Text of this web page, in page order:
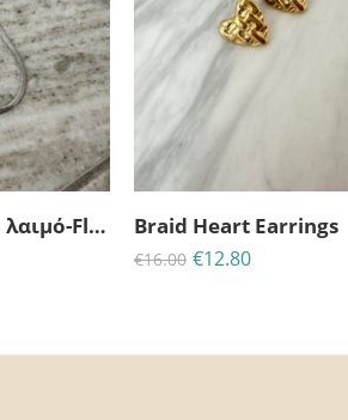
Αλυσίδα για το λαιμό-Flat Snake-Ασημί
ΗΜΈΡΕΣ
Braid Heart Earrings
€16.00 €12.80